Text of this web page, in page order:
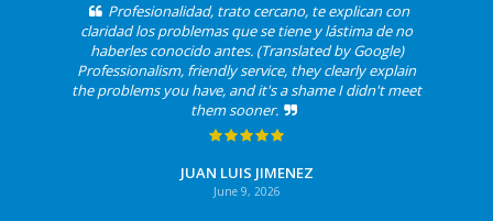
Profesionalidad, trato cercano, te explican con
claridad los problemas que se tiene y lástima de no
haberles conocido antes. (Translated by Google)
Professionalism, friendly service, they clearly explain
the problems you have, and it's a shame I didn't meet
them sooner.
JUAN LUIS JIMENEZ
June 9, 2026